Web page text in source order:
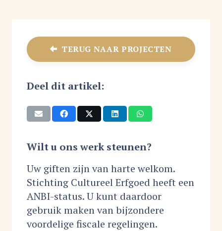
TERUG NAAR PROJECTEN
Deel dit artikel:
Wilt u ons werk steunen?
Uw giften zijn van harte welkom.
Stichting Cultureel Erfgoed heeft een
ANBI-status. U kunt daardoor
gebruik maken van bijzondere
voordelige fiscale regelingen.